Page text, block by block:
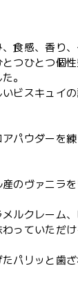
食感、香り、
つひとつ個
。
ビスキュイ
パウダーを
のヴァニラ
ルクレーム
っていただ
パリッと歯